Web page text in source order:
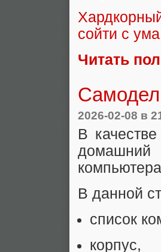
сойти с ума
Читать
2026-02-08 в
В
В данной
список
корпус,